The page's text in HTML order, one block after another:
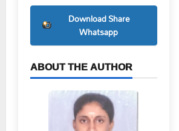
Download Share
Whatsapp
ABOUT THE AUTHOR